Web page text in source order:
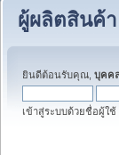
ผู้ผลิตสินค้
ยินดีต้อนรับคุณ, บุคค
เข้าสู่ระบบด้วยชื่อผู้ใ